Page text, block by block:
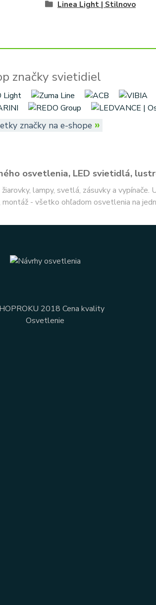
Linea Light | Stilnovo
značky svietidiel
značky na e-shope »
osvetlenia, LED svietidlá,
lampy, svetlá, zásuvky a
- všetko ohľadom osvetlenia na